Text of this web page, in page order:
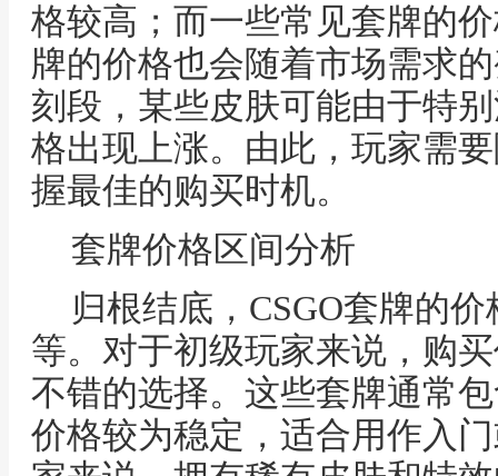
格较高；而一些常见套牌的
牌的价格也会随着市场需求
刻段，某些皮肤可能由于特
格出现上涨。由此，玩家需
握最佳的购买时机。
套牌价格区间分析
归根结底，CSGO套牌的
等。对于初级玩家来说，购
不错的选择。这些套牌通常
价格较为稳定，适合用作入